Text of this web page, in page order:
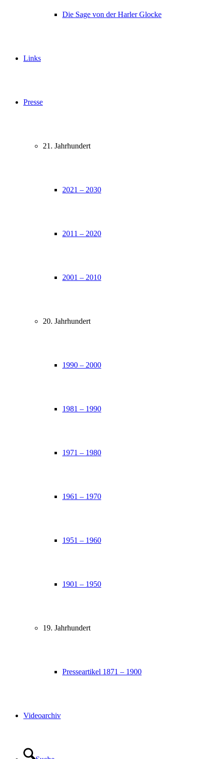
Die Sage von der Harler Glocke
Links
Presse
21. Jahrhundert
2021 – 2030
2011 – 2020
2001 – 2010
20. Jahrhundert
1990 – 2000
1981 – 1990
1971 – 1980
1961 – 1970
1951 – 1960
1901 – 1950
19. Jahrhundert
Presseartikel 1871 – 1900
Videoarchiv